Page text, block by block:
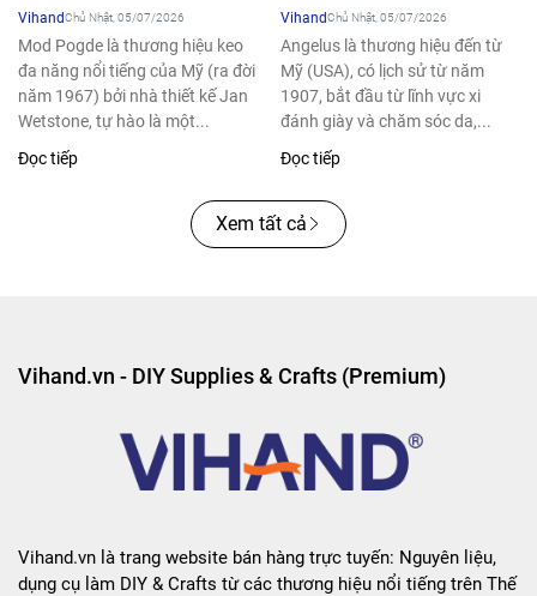
trong 1 hàng đầu Thế
giới
VihandChủ Nhật, 05/07/2026
Mod Pogde là thương hiệu keo
đa năng nổi tiếng của Mỹ (ra đời
năm 1967) bởi nhà thiết kế Jan
Wetstone, tự hào là một...
Đọc tiếp
đến từ Mỹ (USA)
VihandChủ Nhật, 05/07/2026
Angelus là thương hiệu đến từ
Mỹ (USA), có lịch sử từ năm
1907, bắt đầu từ lĩnh vực xi
đánh giày và chăm sóc da,...
Đọc tiếp
Xem tất cả
Vihand.vn - DIY Supplies & Crafts (Premium)
Vihand.vn là trang website bán hàng trực tuyến: Nguyên liệu,
dụng cụ làm DIY & Crafts từ các thương hiệu nổi tiếng trên Thế